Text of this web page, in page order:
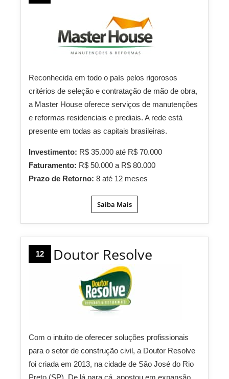
Reconhecida em todo o país pelos rigorosos
critérios de seleção e contratação de mão de obra,
a Master House oferece serviços de manutenções
e reformas residenciais e prediais. A rede está
presente em todas as capitais brasileiras.
Investimento: R$ 35.000 até R$ 70.000
Faturamento: R$ 50.000 a R$ 80.000
Prazo de Retorno: 8 até 12 meses
Saiba Mais
12 Doutor Resolve
Com o intuito de oferecer soluções profissionais
para o setor de construção civil, a Doutor Resolve
foi criada em 2013, na cidade de São José do Rio
Preto (SP). De lá para cá, apostou em expansão